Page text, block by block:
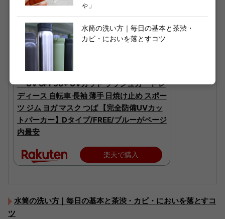
64%OFF【期間限定：1,596円～！クーポン
利用で】【年間ランキング3位】 UVパーカ
ー UV UPF50+ UVカット ラッシュガード レ
ディース 自転車 長袖 薄手 日焼け止め スポー
ツ ジム ヨガ マスク つば 【完全防備UVカッ
トパーカー】Dタイプ/FREE/ブルーがページ
内最安
楽天で購入
水筒の洗い方｜毎日の基本と茶渋・カビ・においを落とすコ
ツ
ゃ」
水筒の洗い方｜毎日の基本と茶渋・
カビ・においを落とすコツ